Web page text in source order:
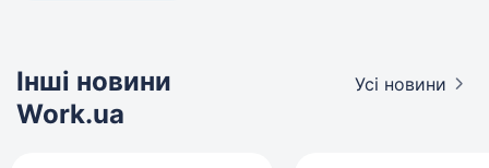
Інші новини
Work.ua
Усі новини